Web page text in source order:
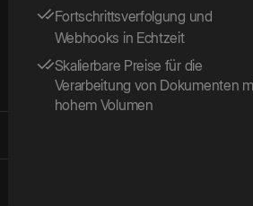
Fortschrittsverfolgung und
Webhooks in Echtzeit
Skalierbare Preise für die
Verarbeitung von Dokumenten
hohem Volumen